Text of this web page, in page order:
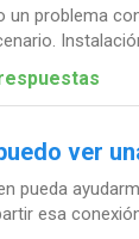
un problema
ver
pueda
esa